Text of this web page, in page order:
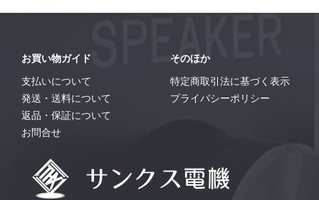
お買い物ガイド
支払いについて
発送・送料について
返品・保証について
お問合せ
そのほか
特定商取引法に基づく表示
プライバシーポリシー